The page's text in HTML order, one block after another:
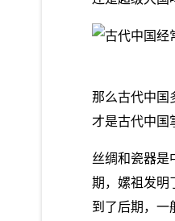
那么古代中国
才是古代中国
丝绸和瓷器是
期，嫘祖发明
到了后期，一